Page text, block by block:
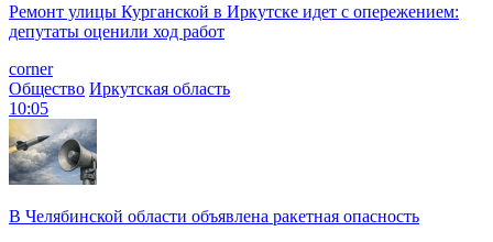
Ремонт улицы Курганской в Иркутске идет с опережением:
депутаты оценили ход работ
corner
Общество Иркутская область
10:05
В Челябинской области объявлена ракетная опасность